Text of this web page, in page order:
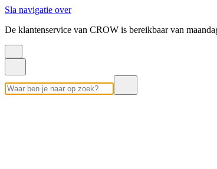
Sla navigatie over
De klantenservice van CROW is bereikbaar van